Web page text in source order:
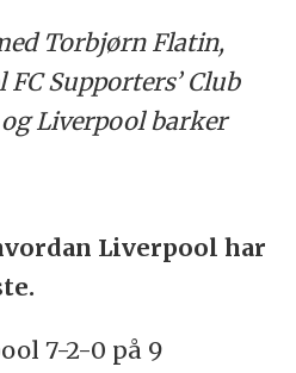
Torbjørn Flatin,
Supporters’ Club
Liverpool barker
Liverpool har
7-2-0 på 9